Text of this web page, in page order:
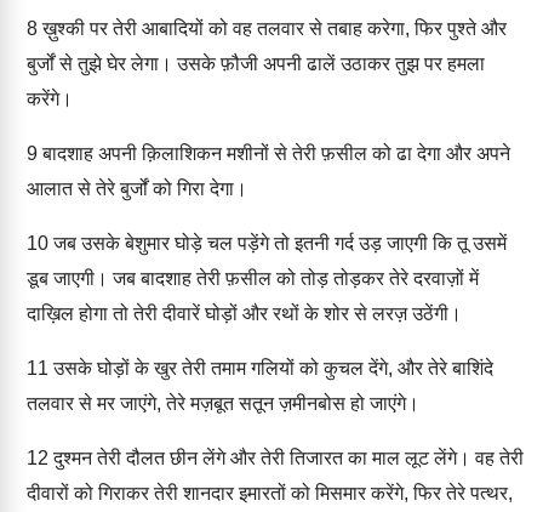
8ख़ुश्की पर तेरी आबादियों को वह तलवार से तबाह करेगा, फिर पुश्ते और
बुर्जों से तुझे घेर लेगा। उसके फ़ौजी अपनी ढालें उठाकर तुझ पर हमला
करेंगे।
9बादशाह अपनी क़िलाशिकन मशीनों से तेरी फ़सील को ढा देगा और अपने
आलात से तेरे बुर्जों को गिरा देगा।
10जब उसके बेशुमार घोड़े चल पड़ेंगे तो इतनी गर्द उड़ जाएगी कि तू उसमें
डूब जाएगी। जब बादशाह तेरी फ़सील को तोड़ तोड़कर तेरे दरवाज़ों में
दाख़िल होगा तो तेरी दीवारें घोड़ों और रथों के शोर से लरज़ उठेंगी।
11 उसके घोड़ों के खुर तेरी तमाम गलियों को कुचल देंगे, और तेरे बाशिंदे
तलवार से मर जाएंगे, तेरे मज़बूत सतून ज़मीनबोस हो जाएंगे।
12 दुश्मन तेरी दौलत छीन लेंगे और तेरी तिजारत का माल लूट लेंगे। वह तेरी
दीवारों को गिराकर तेरी शानदार इमारतों को मिसमार करेंगे, फिर तेरे पत्थर,